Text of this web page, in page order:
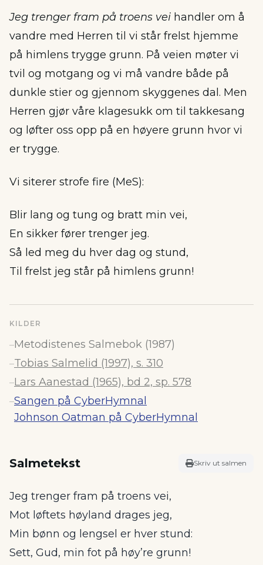
Jeg trenger fram på troens vei handler om å
vandre med Herren til vi står frelst hjemme
på himlens trygge grunn. På veien møter vi
tvil og motgang og vi må vandre både på
dunkle stier og gjennom skyggenes dal. Men
Herren gjør våre klagesukk om til takkesang
og løfter oss opp på en høyere grunn hvor vi
er trygge.
Vi siterer strofe fire (MeS):
Blir lang og tung og bratt min vei,
En sikker fører trenger jeg.
Så led meg du hver dag og stund,
Til frelst jeg står på himlens grunn!
KILDER
–Metodistenes Salmebok (1987)
–Tobias Salmelid (1997), s. 310
–Lars Aanestad (1965), bd 2, sp. 578
–Sangen på CyberHymnal
Johnson Oatman på CyberHymnal
Salmetekst Skriv ut salmen
Jeg trenger fram på troens vei,
Mot løftets høyland drages jeg,
Min bønn og lengsel er hver stund:
Sett, Gud, min fot på høy’re grunn!